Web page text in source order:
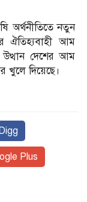
অর্থনীতিতে নতুন
ঐতিহ্যবাহী আম
উত্থান দেশের আম
খুলে দিয়েছে।
Plus